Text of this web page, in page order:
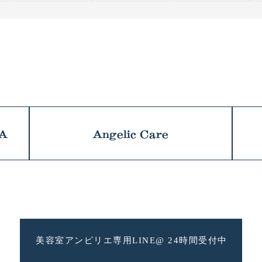
Angelic Care
美容室アンピリエ専用LINE@ 24時間受付中